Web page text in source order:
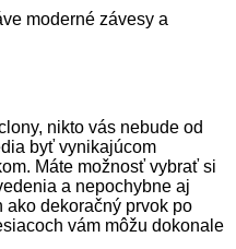
moderné závesy a
nikto vás nebude od
byť vynikajúcom
Máte možnosť vybrať si
a nepochybne aj
dekoračný prvok po
vám môžu dokonale